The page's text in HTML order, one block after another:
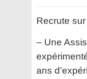
Recrute
– Une
ans